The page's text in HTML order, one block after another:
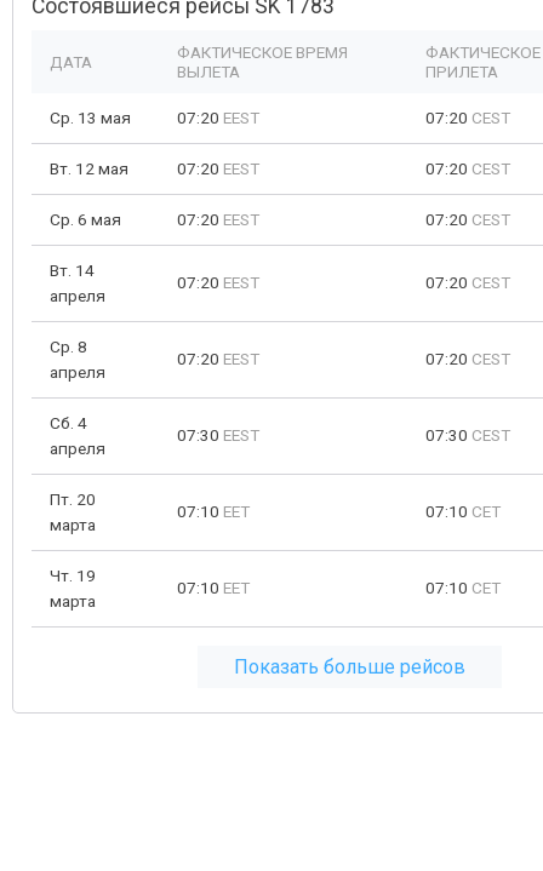
Состоявшиеся рейсы SK 1783
ДАТА
ФАКТИЧЕСКОЕ ВРЕМЯ
ВЫЛЕТА
ПРИЛЕТА
Ср. 13 мая 07:20 EEST 07:20 CEST
Вт. 12 мая 07:20 EEST 07:20 CEST
Ср. 6 мая 07:20 EEST 07:20 CEST
Вт. 14
апреля
07:20 EEST 07:20 CEST
Ср. 8
апреля
07:20 EEST 07:20 CEST
Сб. 4
апреля
07:30 EEST 07:30 CEST
Пт. 20
марта
07:10 EET 07:10 CET
Чт. 19
марта
07:10 EET 07:10 CET
Показать больше рейсов